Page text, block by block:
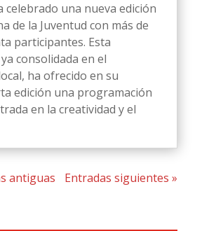
celebrado una nueva edición
de la Juventud con más de
participantes. Esta
consolidada en el
ha ofrecido en su
edición una programación
en la creatividad y el
antiguas Entradas siguientes »